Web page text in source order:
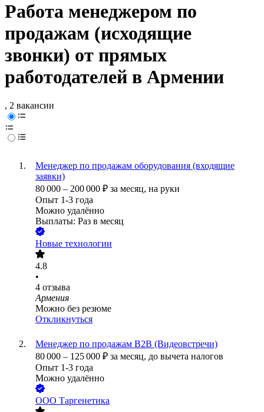
Работа менеджером по
продажам (исходящие
звонки) от прямых
работодателей в Армении
, 2 вакансии
Менеджер по продажам оборудования (входящие
заявки)
80 000 – 200 000 ₽ за месяц, на руки
Опыт 1-3 года
Можно удалённо
Выплаты: Раз в месяц
Новые технологии
4.8
•
4 отзыва
Армения
Можно без резюме
Откликнуться
Менеджер по продажам B2B (Видеовстречи)
80 000 – 125 000 ₽ за месяц, до вычета налогов
Опыт 1-3 года
Можно удалённо
ООО Таргенетика